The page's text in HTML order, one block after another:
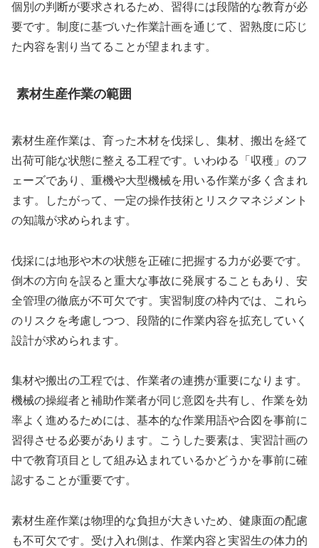
個別の判断が要求されるため、習得には段階的な教育が必
要です。制度に基づいた作業計画を通じて、習熟度に応じ
た内容を割り当てることが望まれます。
素材生産作業の範囲
素材生産作業は、育った木材を伐採し、集材、搬出を経て
出荷可能な状態に整える工程です。いわゆる「収穫」のフ
ェーズであり、重機や大型機械を用いる作業が多く含まれ
ます。したがって、一定の操作技術とリスクマネジメント
の知識が求められます。
伐採には地形や木の状態を正確に把握する力が必要です。
倒木の方向を誤ると重大な事故に発展することもあり、安
全管理の徹底が不可欠です。実習制度の枠内では、これら
のリスクを考慮しつつ、段階的に作業内容を拡充していく
設計が求められます。
集材や搬出の工程では、作業者の連携が重要になります。
機械の操縦者と補助作業者が同じ意図を共有し、作業を効
率よく進めるためには、基本的な作業用語や合図を事前に
習得させる必要があります。こうした要素は、実習計画の
中で教育項目として組み込まれているかどうかを事前に確
認することが重要です。
素材生産作業は物理的な負担が大きいため、健康面の配慮
も不可欠です。受け入れ側は、作業内容と実習生の体力的